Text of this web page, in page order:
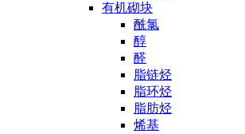
有机砌块
酰氯
醇
醛
脂链烃
脂环烃
脂肪烃
烯基